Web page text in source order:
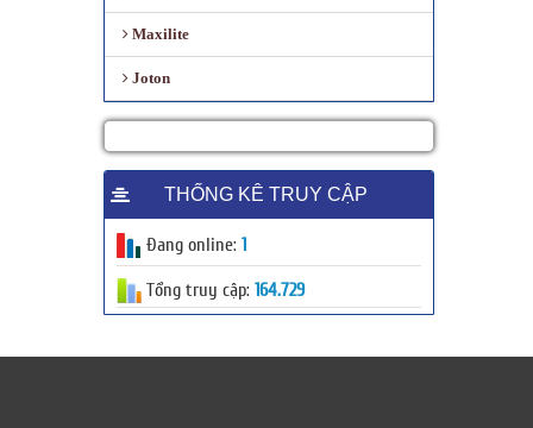
Maxilite
Joton
THỐNG KÊ TRUY CẬP
Đang online: 1
Tổng truy cập: 164.729